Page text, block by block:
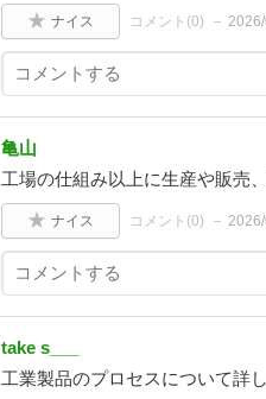
ナイス コメント(0)
亀山
工場の仕組み以上に生産や販売
ナイス コメント(0)
take s___
工業製品のプロセスについて詳